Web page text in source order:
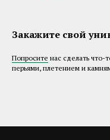
Закажите свой
Попросите нас сделать
перьями, плетением и